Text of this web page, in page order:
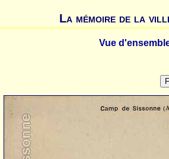
La mémoire de la
Vue